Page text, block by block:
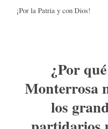
¡Por la Patria y con Dios!
¿Por
Monterrosa
los